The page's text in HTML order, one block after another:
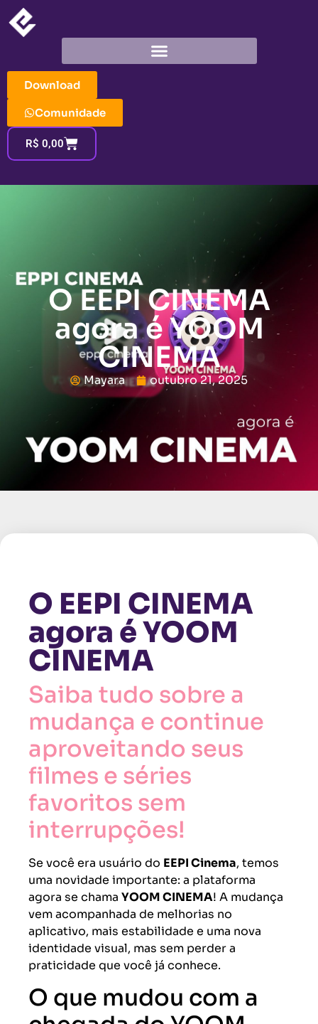
Download
Comunidade
R$ 0,00
O EEPI CINEMA
agora é YOOM
CINEMA
Mayara outubro 21, 2025
O EEPI CINEMA
agora é YOOM
CINEMA
Saiba tudo sobre a
mudança e continue
aproveitando seus
filmes e séries
favoritos sem
interrupções!
Se você era usuário do EEPI Cinema, temos
uma novidade importante: a plataforma
agora se chama YOOM CINEMA! A mudança
vem acompanhada de melhorias no
aplicativo, mais estabilidade e uma nova
identidade visual, mas sem perder a
praticidade que você já conhece.
O que mudou com a